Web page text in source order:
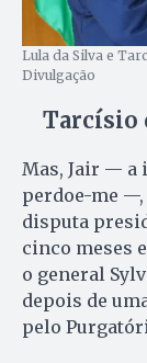
Lula da Silva e
Divulgação
Tarcísio
Mas, Jair — a
perdoe-me
disputa
cinco meses
o general
depois de
pelo